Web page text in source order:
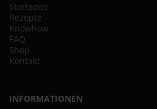
Startseite
Rezepte
Knowhow
FAQ
Shop
Kontakt
INFORMATIONEN